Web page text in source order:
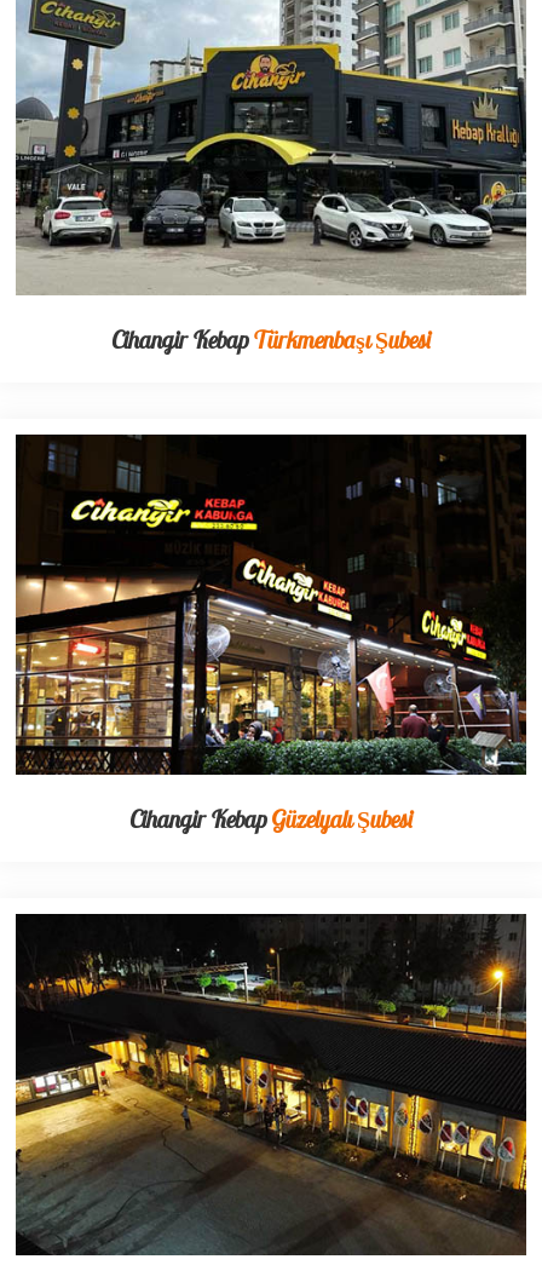
Cihangir KebapTürkmenbaşı Şubesi
Cihangir KebapGüzelyalı Şubesi